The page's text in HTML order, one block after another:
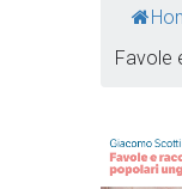
Favole